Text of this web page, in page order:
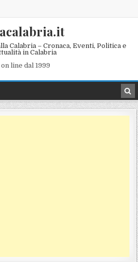
Calabria – Cronaca, Eventi, Politica e
in Calabria
on line dal 1999